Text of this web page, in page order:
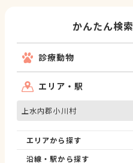
かんたん検索
診療動物
エリア・駅
上水内郡小川村
エリアから探す
沿線・駅から探す